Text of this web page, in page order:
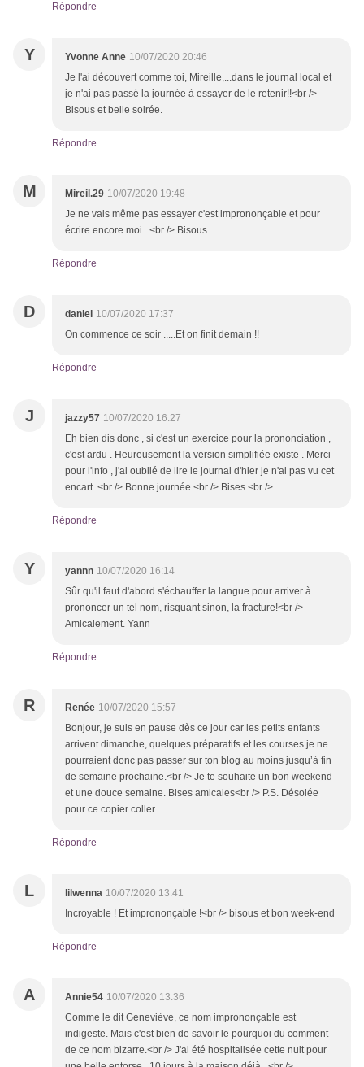
Répondre
Y Yvonne Anne 10/07/2020 20:46
Je l'ai découvert comme toi, Mireille,...dans le journal local et
je n'ai pas passé la journée à essayer de le retenir!!<br />
Bisous et belle soirée.
Répondre
M Mireil.29 10/07/2020 19:48
Je ne vais même pas essayer c'est imprononçable et pour
écrire encore moi...<br /> Bisous
Répondre
D daniel 10/07/2020 17:37
On commence ce soir .....Et on finit demain !!
Répondre
J jazzy57 10/07/2020 16:27
Eh bien dis donc , si c'est un exercice pour la prononciation ,
c'est ardu . Heureusement la version simplifiée existe . Merci
pour l'info , j'ai oublié de lire le journal d'hier je n'ai pas vu cet
encart .<br /> Bonne journée <br /> Bises <br />
Répondre
Y yannn 10/07/2020 16:14
Sûr qu'il faut d'abord s'échauffer la langue pour arriver à
prononcer un tel nom, risquant sinon, la fracture!<br />
Amicalement. Yann
Répondre
R Renée 10/07/2020 15:57
Bonjour, je suis en pause dès ce jour car les petits enfants
arrivent dimanche, quelques préparatifs et les courses je ne
pourraient donc pas passer sur ton blog au moins jusqu’à fin
de semaine prochaine.<br /> Je te souhaite un bon weekend
et une douce semaine. Bises amicales<br /> P.S. Désolée
pour ce copier coller…
Répondre
L lilwenna 10/07/2020 13:41
Incroyable ! Et imprononçable !<br /> bisous et bon week-end
Répondre
A Annie54 10/07/2020 13:36
Comme le dit Geneviève, ce nom imprononçable est
indigeste. Mais c'est bien de savoir le pourquoi du comment
de ce nom bizarre.<br /> J'ai été hospitalisée cette nuit pour